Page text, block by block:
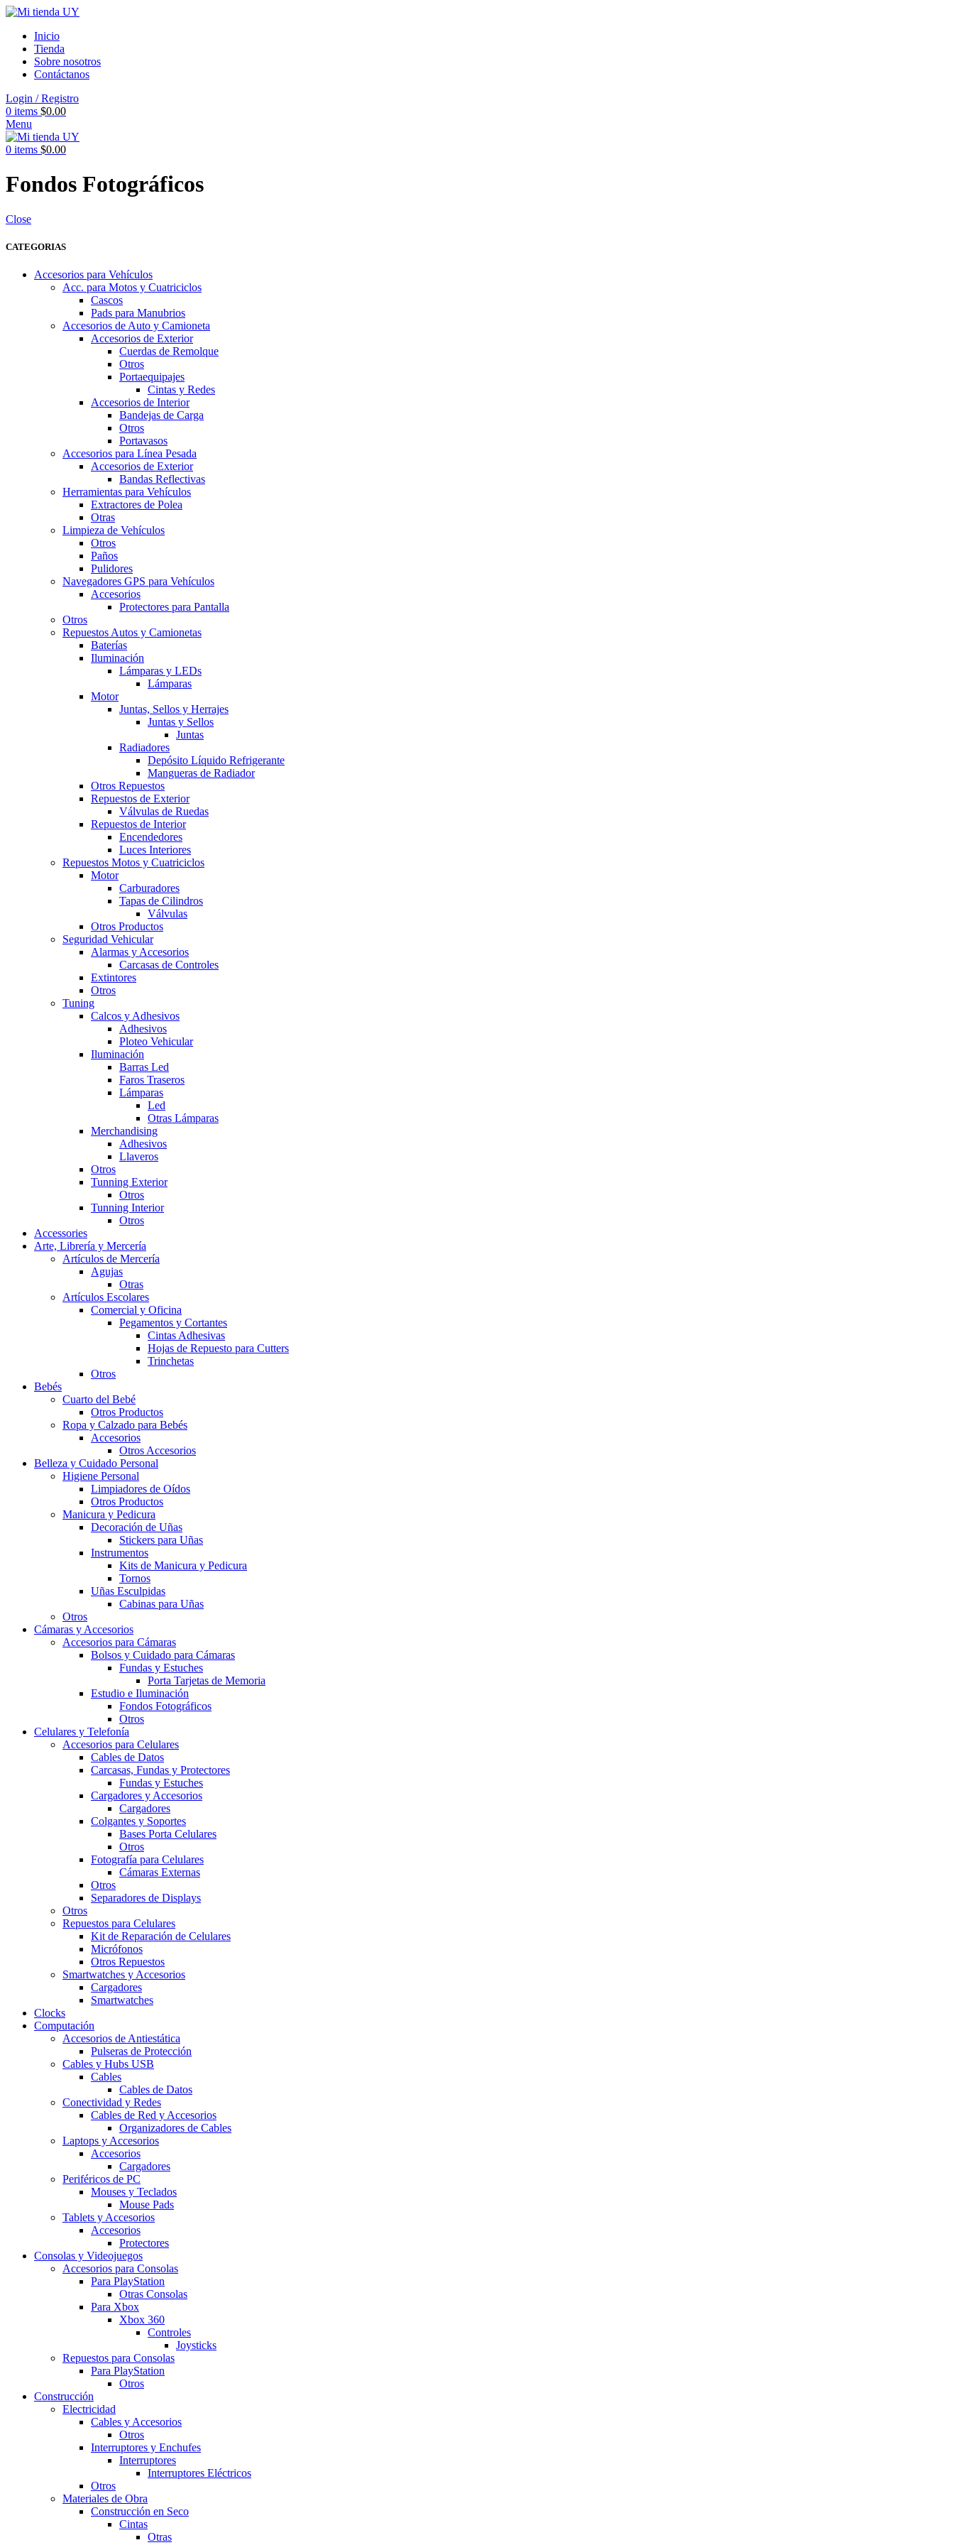
Inicio
Tienda
Sobre nosotros
Contáctanos
Login / Registro
0 items $0.00
Menu
0 items $0.00
Fondos Fotográficos
Close
CATEGORIAS
Accesorios para Vehículos
Acc. para Motos y Cuatriciclos
Cascos
Pads para Manubrios
Accesorios de Auto y Camioneta
Accesorios de Exterior
Cuerdas de Remolque
Otros
Portaequipajes
Cintas y Redes
Accesorios de Interior
Bandejas de Carga
Otros
Portavasos
Accesorios para Línea Pesada
Accesorios de Exterior
Bandas Reflectivas
Herramientas para Vehículos
Extractores de Polea
Otras
Limpieza de Vehículos
Otros
Paños
Pulidores
Navegadores GPS para Vehículos
Accesorios
Protectores para Pantalla
Otros
Repuestos Autos y Camionetas
Baterías
Iluminación
Lámparas y LEDs
Lámparas
Motor
Juntas, Sellos y Herrajes
Juntas y Sellos
Juntas
Radiadores
Depósito Líquido Refrigerante
Mangueras de Radiador
Otros Repuestos
Repuestos de Exterior
Válvulas de Ruedas
Repuestos de Interior
Encendedores
Luces Interiores
Repuestos Motos y Cuatriciclos
Motor
Carburadores
Tapas de Cilindros
Válvulas
Otros Productos
Seguridad Vehicular
Alarmas y Accesorios
Carcasas de Controles
Extintores
Otros
Tuning
Calcos y Adhesivos
Adhesivos
Ploteo Vehicular
Iluminación
Barras Led
Faros Traseros
Lámparas
Led
Otras Lámparas
Merchandising
Adhesivos
Llaveros
Otros
Tunning Exterior
Otros
Tunning Interior
Otros
Accessories
Arte, Librería y Mercería
Artículos de Mercería
Agujas
Otras
Artículos Escolares
Comercial y Oficina
Pegamentos y Cortantes
Cintas Adhesivas
Hojas de Repuesto para Cutters
Trinchetas
Otros
Bebés
Cuarto del Bebé
Otros Productos
Ropa y Calzado para Bebés
Accesorios
Otros Accesorios
Belleza y Cuidado Personal
Higiene Personal
Limpiadores de Oídos
Otros Productos
Manicura y Pedicura
Decoración de Uñas
Stickers para Uñas
Instrumentos
Kits de Manicura y Pedicura
Tornos
Uñas Esculpidas
Cabinas para Uñas
Otros
Cámaras y Accesorios
Accesorios para Cámaras
Bolsos y Cuidado para Cámaras
Fundas y Estuches
Porta Tarjetas de Memoria
Estudio e Iluminación
Fondos Fotográficos
Otros
Celulares y Telefonía
Accesorios para Celulares
Cables de Datos
Carcasas, Fundas y Protectores
Fundas y Estuches
Cargadores y Accesorios
Cargadores
Colgantes y Soportes
Bases Porta Celulares
Otros
Fotografía para Celulares
Cámaras Externas
Otros
Separadores de Displays
Otros
Repuestos para Celulares
Kit de Reparación de Celulares
Micrófonos
Otros Repuestos
Smartwatches y Accesorios
Cargadores
Smartwatches
Clocks
Computación
Accesorios de Antiestática
Pulseras de Protección
Cables y Hubs USB
Cables
Cables de Datos
Conectividad y Redes
Cables de Red y Accesorios
Organizadores de Cables
Laptops y Accesorios
Accesorios
Cargadores
Periféricos de PC
Mouses y Teclados
Mouse Pads
Tablets y Accesorios
Accesorios
Protectores
Consolas y Videojuegos
Accesorios para Consolas
Para PlayStation
Otras Consolas
Para Xbox
Xbox 360
Controles
Joysticks
Repuestos para Consolas
Para PlayStation
Otros
Construcción
Electricidad
Cables y Accesorios
Otros
Interruptores y Enchufes
Interruptores
Interruptores Eléctricos
Otros
Materiales de Obra
Construcción en Seco
Cintas
Otras